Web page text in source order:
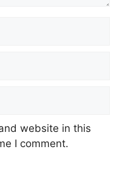
website in this
I comment.